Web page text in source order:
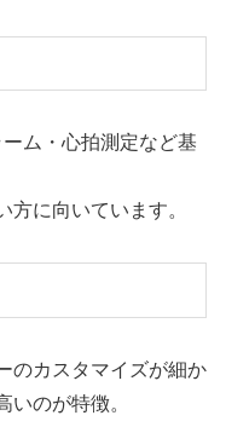
ム・心拍測定など基
に向いています。
のカスタマイズが細か
いのが特徴。